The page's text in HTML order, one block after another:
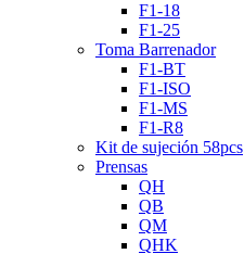
F1-18
F1-25
Toma Barrenador
F1-BT
F1-ISO
F1-MS
F1-R8
Kit de sujeción 58pcs
Prensas
QH
QB
QM
QHK